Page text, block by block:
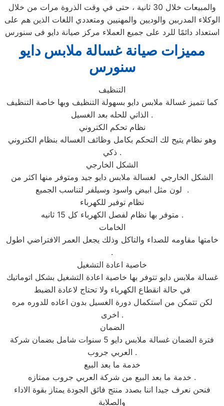
والمبيعات خلال 30 ثانية ، حتى في وقت الذروة مرات من خلال
الوكلاء المدربين والوديين والمهنيين ومتعددي اللغات الذين هم على
استعداد دائمًا للرد على جميع العملاء مركز صيانة دايو فى سنورس
مميزات صيانة غسالة ملابس دايو
سنورس
التنظيف
كما تتميز غسالة ملابس دايو بسهولة التنظيف وبها خاصة التنظيف
الذاتي للحله بعد الغسيل .
نظام تحكم الكتروني
وهو نظام يتيح لك التحكم بكامل وظائف الغساله بنظام الكتروني
ذكي .
الشكل الخارجي
الشكل الخارجي لغسالة ملابس دايو جيد ومتوفر منها اكثر من
لون مثل ابيض واسود وسيلفر لتناسب الجميع .
نظام توفير للكهرباء
متوفر بها نظام لفصل الكهرباء كل 15 ثانيه .
الخامات
خامتها مقاومه للصداء والتاكل وذلك يجعل العمر الافتراضي اطول
.
خاصية اعادة التشغيل
غسالة ملابس دايو تتوفر بها خاصية اعادة التشغيل بشكل اتوماتيك
في حالة انقطاع الكهرباء ولا تحتاج لاعادة الضبط
لكن تتمكن من استكمال دورة الغسيل بدون اعاده للدوره مره
اخرى .
الضمان
فترة الضمان غسالة ملابس دايو 5 سنوات شامل بضمان شركة
العربي جروب .
خدمة ما بعد البيع
خدمة ما بعد البيع من شركة العربي جروب ممتازه .
فنحن نعرف جيدا اننا بصدد منتج فائق الجودة يمتاز بقوة الاداء
والصلابة